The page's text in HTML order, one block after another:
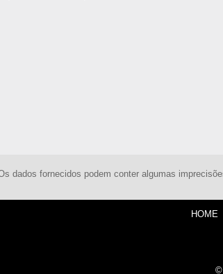
dados fornecidos podem conter algumas
HOME
©